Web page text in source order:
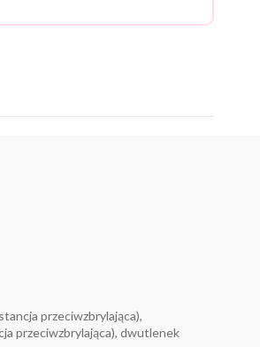
przeciwzbrylająca),
przeciwzbrylająca), dwutlenek